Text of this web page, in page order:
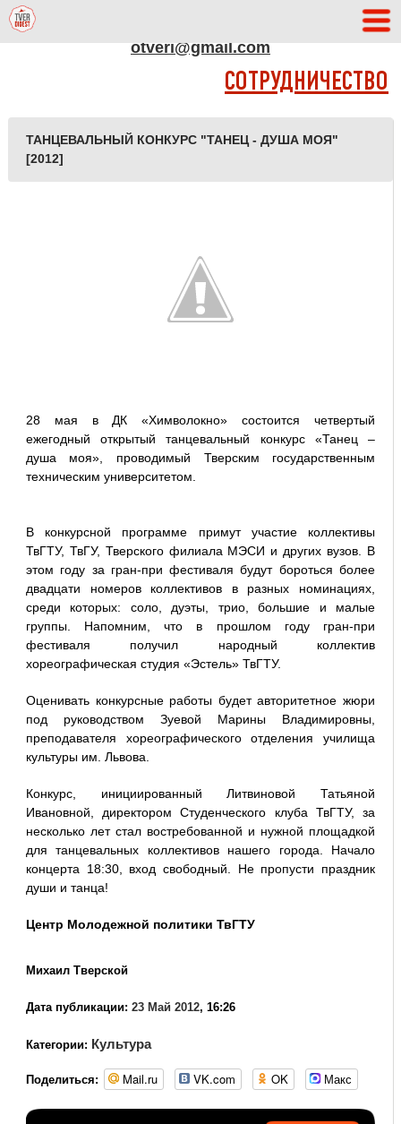
otveri@gmail.com
СОТРУДНИЧЕСТВО
ТАНЦЕВАЛЬНЫЙ КОНКУРС "ТАНЕЦ - ДУША МОЯ"
[2012]
28 мая в ДК «Химволокно» состоится четвертый
ежегодный открытый танцевальный конкурс «Танец –
душа моя», проводимый Тверским государственным
техническим университетом.
В конкурсной программе примут участие коллективы
ТвГТУ, ТвГУ, Тверского филиала МЭСИ и других вузов. В
этом году за гран-при фестиваля будут бороться более
двадцати номеров коллективов в разных номинациях,
среди которых: соло, дуэты, трио, большие и малые
группы. Напомним, что в прошлом году гран-при
фестиваля получил народный коллектив
хореографическая студия «Эстель» ТвГТУ.
Оценивать конкурсные работы будет авторитетное жюри
под руководством Зуевой Марины Владимировны,
преподавателя хореографического отделения училища
культуры им. Львова.
Конкурс, инициированный Литвиновой Татьяной
Ивановной, директором Студенческого клуба ТвГТУ, за
несколько лет стал востребованной и нужной площадкой
для танцевальных коллективов нашего города. Начало
концерта 18:30, вход свободный. Не пропусти праздник
души и танца!
Центр Молодежной политики ТвГТУ
Михаил Тверской
Дата публикации: 23 Май 2012, 16:26
Категории: Культура
Поделиться: Mail.ru VK.com OK Макс